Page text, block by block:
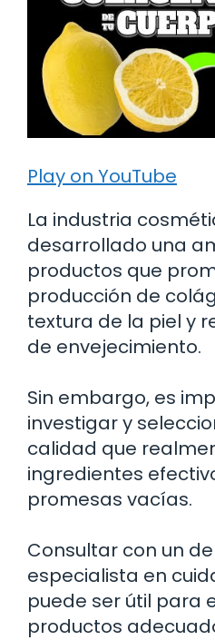
Play on YouTube
La industria
desarrollado una
productos que
producción de
textura de la piel y
de envejecimiento.
Sin embargo, es
investigar y
calidad que
ingredientes
promesas vacías.
Consultar con un
especialista en
puede ser útil para
productos